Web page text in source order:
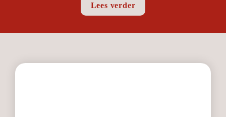
Lees verder